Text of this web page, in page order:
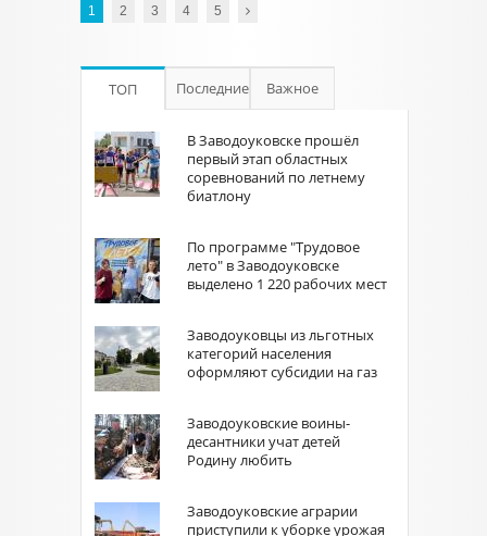
1 2 3 4 5
ТОП Последние Важное
В Заводоуковске прошёл
первый этап областных
соревнований по летнему
биатлону
По программе "Трудовое
лето" в Заводоуковске
выделено 1 220 рабочих мест
Заводоуковцы из льготных
категорий населения
оформляют субсидии на газ
Заводоуковские воины-
десантники учат детей
Родину любить
Заводоуковские аграрии
приступили к уборке урожая